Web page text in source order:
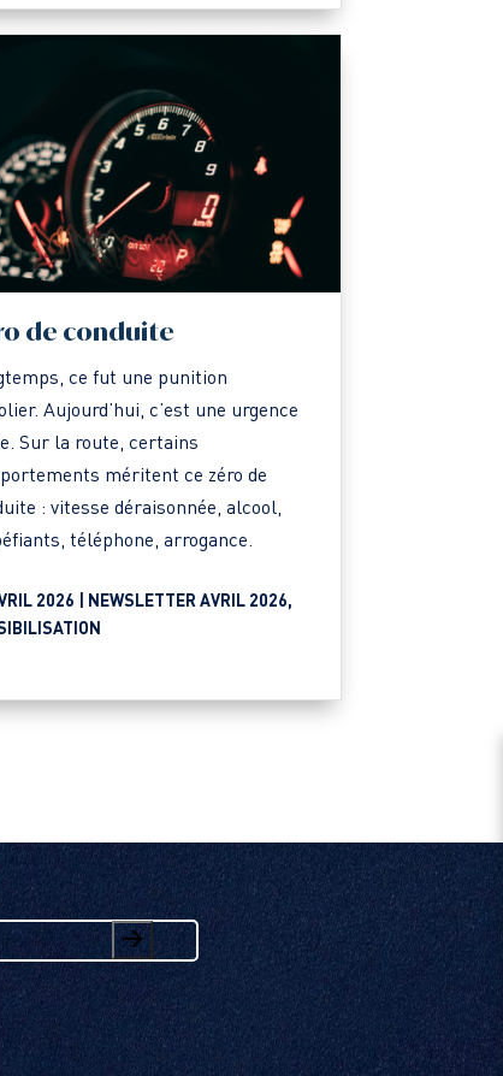
de conduite
ce fut une punition
Aujourd’hui, c’est une urgence
Sur la route, certains
méritent ce zéro de
: vitesse déraisonnée, alcool,
téléphone, arrogance.
2026 | NEWSLETTER AVRIL 2026,